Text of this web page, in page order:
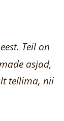
Teil on
asjad,
tellima, nii